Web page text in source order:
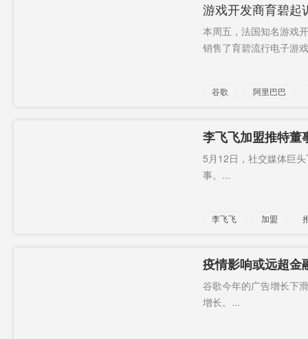
游戏开发商育碧起
本周五，法国知名游戏
销售了育碧流行电子游
谷歌 阿里巴巴
李飞飞加盟推特董
学家
5月12日，社交媒体巨
事。...
李飞飞 加盟
疫情影响或远超金
牌
谷歌今年的广告增长下
增长。...